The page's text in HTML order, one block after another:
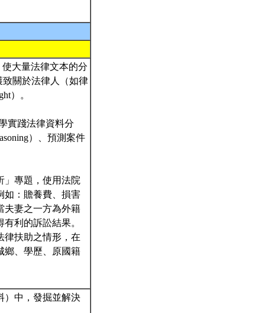
使大量法律文本的分
致關於法律人（如律
）。
實踐法律資料分
）、預測案件
」專題，使用法院
如：贍養費、損害
夫妻之一方為外籍
利的訴訟結果。
律扶助之情形，在
鄉、學歷、原國籍
）中，發掘並解決